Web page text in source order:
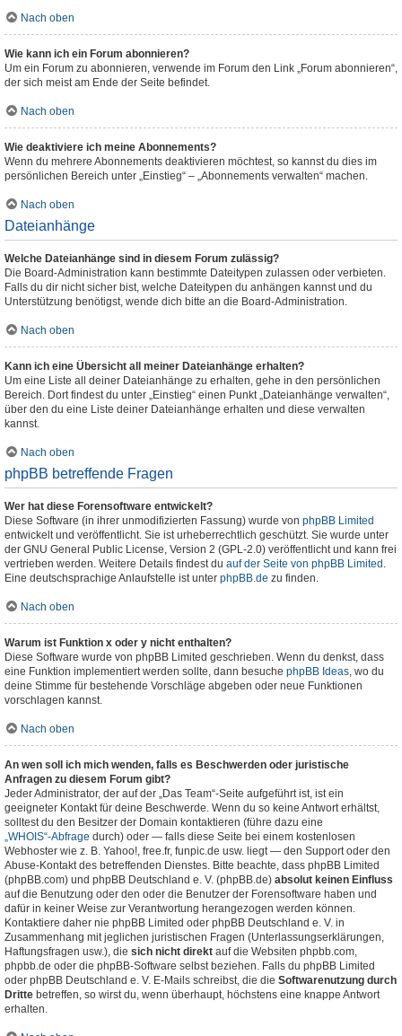
Nach oben
Wie kann ich ein Forum abonnieren?
Um ein Forum zu abonnieren, verwende im Forum den Link „Forum abonnieren“,
der sich meist am Ende der Seite befindet.
Nach oben
Wie deaktiviere ich meine Abonnements?
Wenn du mehrere Abonnements deaktivieren möchtest, so kannst du dies im
persönlichen Bereich unter „Einstieg“ – „Abonnements verwalten“ machen.
Nach oben
Dateianhänge
Welche Dateianhänge sind in diesem Forum zulässig?
Die Board-Administration kann bestimmte Dateitypen zulassen oder verbieten.
Falls du dir nicht sicher bist, welche Dateitypen du anhängen kannst und du
Unterstützung benötigst, wende dich bitte an die Board-Administration.
Nach oben
Kann ich eine Übersicht all meiner Dateianhänge erhalten?
Um eine Liste all deiner Dateianhänge zu erhalten, gehe in den persönlichen
Bereich. Dort findest du unter „Einstieg“ einen Punkt „Dateianhänge verwalten“,
über den du eine Liste deiner Dateianhänge erhalten und diese verwalten
kannst.
Nach oben
phpBB betreffende Fragen
Wer hat diese Forensoftware entwickelt?
Diese Software (in ihrer unmodifizierten Fassung) wurde von phpBB Limited
entwickelt und veröffentlicht. Sie ist urheberrechtlich geschützt. Sie wurde unter
der GNU General Public License, Version 2 (GPL-2.0) veröffentlicht und kann frei
vertrieben werden. Weitere Details findest du auf der Seite von phpBB Limited .
Eine deutschsprachige Anlaufstelle ist unter phpBB.de zu finden.
Nach oben
Warum ist Funktion x oder y nicht enthalten?
Diese Software wurde von phpBB Limited geschrieben. Wenn du denkst, dass
eine Funktion implementiert werden sollte, dann besuche phpBB Ideas, wo du
deine Stimme für bestehende Vorschläge abgeben oder neue Funktionen
vorschlagen kannst.
Nach oben
An wen soll ich mich wenden, falls es Beschwerden oder juristische
Anfragen zu diesem Forum gibt?
Jeder Administrator, der auf der „Das Team“-Seite aufgeführt ist, ist ein
geeigneter Kontakt für deine Beschwerde. Wenn du so keine Antwort erhältst,
solltest du den Besitzer der Domain kontaktieren (führe dazu eine
„WHOIS“-Abfrage durch) oder — falls diese Seite bei einem kostenlosen
Webhoster wie z. B. Yahoo!, free.fr, funpic.de usw. liegt — den Support oder den
Abuse-Kontakt des betreffenden Dienstes. Bitte beachte, dass phpBB Limited
(phpBB.com) und phpBB Deutschland e. V. (phpBB.de) absolut keinen Einfluss
auf die Benutzung oder den oder die Benutzer der Forensoftware haben und
dafür in keiner Weise zur Verantwortung herangezogen werden können.
Kontaktiere daher nie phpBB Limited oder phpBB Deutschland e. V. in
Zusammenhang mit jeglichen juristischen Fragen (Unterlassungserklärungen,
Haftungsfragen usw.), die sich nicht direkt auf die Websiten phpbb.com,
phpbb.de oder die phpBB-Software selbst beziehen. Falls du phpBB Limited
oder phpBB Deutschland e. V. E-Mails schreibst, die die Softwarenutzung durch
Dritte betreffen, so wirst du, wenn überhaupt, höchstens eine knappe Antwort
erhalten.